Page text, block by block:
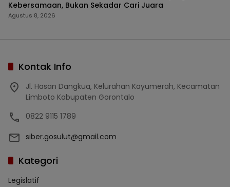
Kebersamaan, Bukan Sekadar Cari Juara
Agustus 8, 2026
Kontak Info
Jl. Hasan Dangkua, Kelurahan Kayumerah, Kecamatan
Limboto Kabupaten Gorontalo
0822 9115 1789
siber.gosulut@gmail.com
Kategori
Legislatif